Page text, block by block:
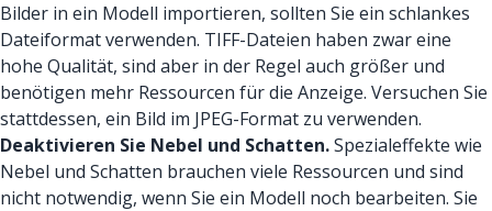
Bilder in ein Modell importieren, sollten Sie ein schlankes
Dateiformat verwenden. TIFF-Dateien haben zwar eine
hohe Qualität, sind aber in der Regel auch größer und
benötigen mehr Ressourcen für die Anzeige. Versuchen Sie
stattdessen, ein Bild im JPEG-Format zu verwenden.
Deaktivieren Sie Nebel und Schatten.Spezialeffekte wie
Nebel und Schatten brauchen viele Ressourcen und sind
nicht notwendig, wenn Sie ein Modell noch bearbeiten. Sie